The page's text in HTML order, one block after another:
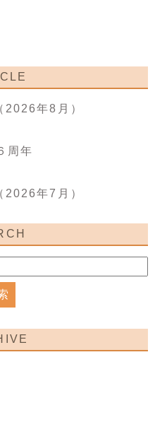
年8月）
周年
年7月）